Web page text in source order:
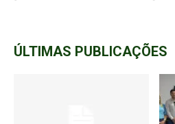
ÚLTIMAS PUBLICAÇÕES